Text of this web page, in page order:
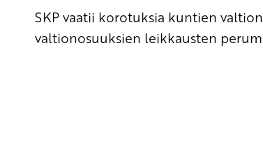
SKP vaatii korotuksia kuntien
valtionosuuksien leikkausten